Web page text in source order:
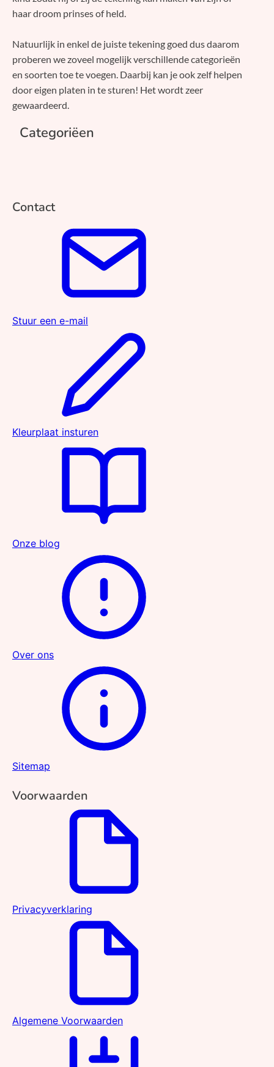
haar droom prinses of held.
Natuurlijk in enkel de juiste tekening goed dus daarom
proberen we zoveel mogelijk verschillende categorieën
en soorten toe te voegen. Daarbij kan je ook zelf helpen
door eigen platen in te sturen! Het wordt zeer
gewaardeerd.
Categoriëen
Contact
Stuur een e-mail
Kleurplaat insturen
Onze blog
Over ons
Sitemap
Voorwaarden
Privacyverklaring
Algemene Voorwaarden